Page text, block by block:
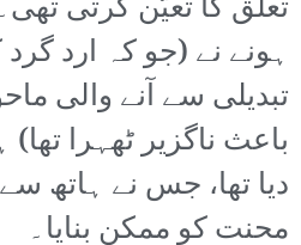
ہونے نے (جو کہ ارد
تبدیلی سے آنے والی
باعث ناگزیر ٹھہرا
دیا تھا، جس نے ہاتھ
محنت کو ممکن بنایا۔